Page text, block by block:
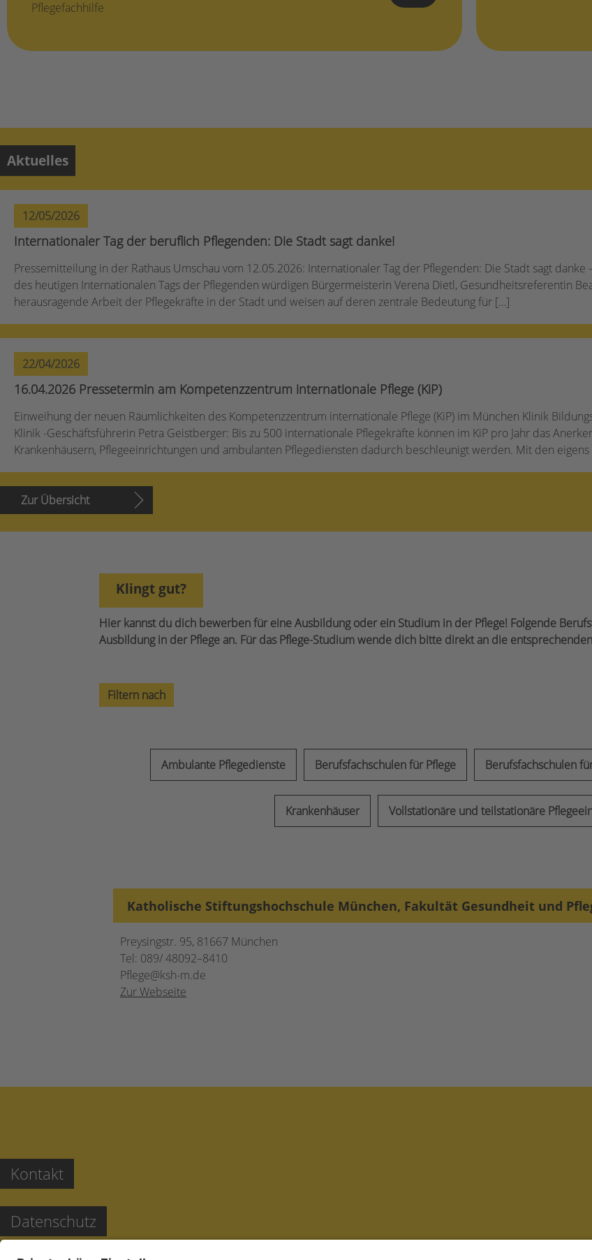
Pflegefachhilfe
Aktuelles
12/05/2026
Internationaler Tag der beruflich Pflegenden: Die Stadt sagt danke!
Pressemitteilung in der Rathaus Umschau vom 12.05.2026: Internationaler Tag der Pflegenden: Die Stadt sagt
des heutigen Internationalen Tags der Pflegenden würdigen Bürgermeisterin Verena Dietl, Gesundheitsreferentin
herausragende Arbeit der Pflegekräfte in der Stadt und weisen auf deren zentrale Bedeutung für […]
22/04/2026
16.04.2026 Pressetermin am Kompetenzzentrum internationale Pflege (KiP)
Einweihung der neuen Räumlichkeiten des Kompetenzzentrum internationale Pflege (KiP) im München Klinik
Klinik -Geschäftsführerin Petra Geistberger: Bis zu 500 internationale Pflegekräfte können im KiP pro Jahr das
Krankenhäusern, Pflegeeinrichtungen und ambulanten Pflegediensten dadurch beschleunigt werden. Mit den
Zur Übersicht
Klingt gut?
Hier kannst du dich bewerben für eine Ausbildung oder ein Studium in der Pflege! Folgende
Ausbildung in der Pflege an. Für das Pflege-Studium wende dich bitte direkt an die
Filtern nach
Ambulante Pflegedienste Berufsfachschulen für Pflege Berufsfachschulen
Krankenhäuser Vollstationäre und teilstationäre
Katholische Stiftungshochschule München, Fakultät Gesundheit und
Preysingstr. 95, 81667 München
Tel: 089/ 48092–8410
Pflege@ksh-m.de
Zur Webseite
Kontakt
Datenschutz